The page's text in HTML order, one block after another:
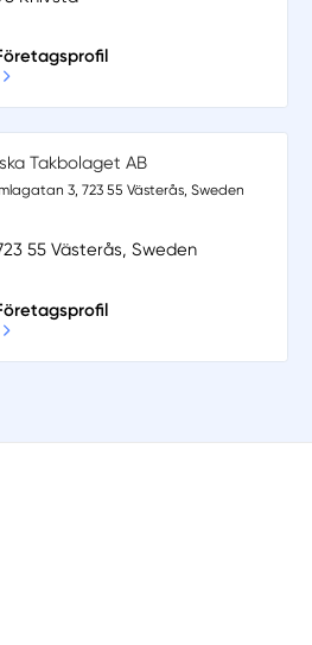
Takbolaget AB
3, 723 55 Västerås, Sweden
55 Västerås, Sweden